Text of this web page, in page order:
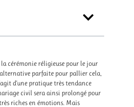
la cérémonie réligieuse pour le jour
parfaite pour pallier cela,
d’une pratique très tendance
civil sera ainsi prolongé pour
riches en émotions. Mais